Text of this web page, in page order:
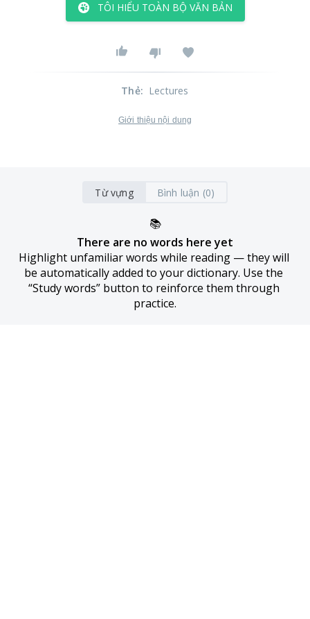
TÔI HIỂU TOÀN BỘ VĂN BẢN
Thẻ: Lectures
Giới thiệu nội dung
Từ vựng Bình luận (0)
📚
There are no words here yet
Highlight unfamiliar words while reading — they will
be automatically added to your dictionary. Use the
“Study words” button to reinforce them through
practice.